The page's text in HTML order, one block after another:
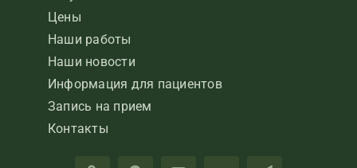
Цены
Наши работы
Наши новости
Информация для пациентов
Запись на прием
Контакты